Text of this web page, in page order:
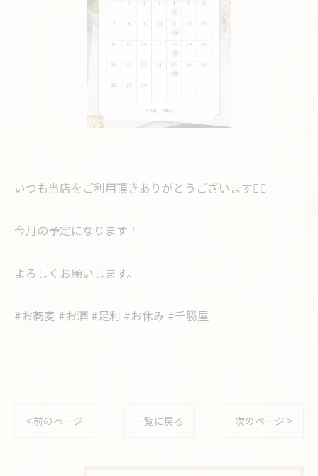
いつも当店をご利用頂きありがとうございます🙇‍♂️
今月の予定になります！
よろしくお願いします。
#お蕎麦 #お酒 #足利 #お休み #千勝屋
< 前のページ 一覧に戻る 次のページ >